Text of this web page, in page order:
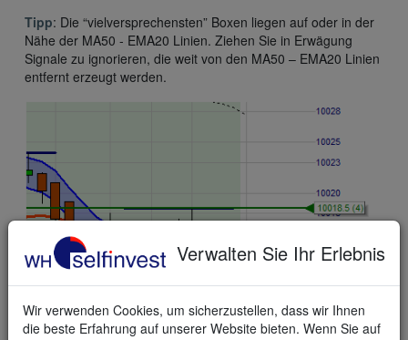
Tipp: Die “vielversprechensten” Boxen liegen auf oder in der
Nähe der MA50 - EMA20 Linien. Ziehen Sie in Erwägung
Signale zu ignorieren, die weit von den MA50 – EMA20 Linien
entfernt erzeugt werden.
Verwalten Sie Ihr Erlebnis
Wir verwenden Cookies, um sicherzustellen, dass wir Ihnen
die beste Erfahrung auf unserer Website bieten. Wenn Sie auf